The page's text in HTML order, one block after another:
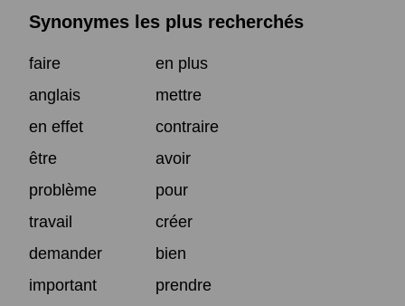
Synonymes les plus recherchés
faire
en plus
anglais
mettre
en effet
contraire
être
avoir
problème
pour
travail
créer
demander
bien
important
prendre